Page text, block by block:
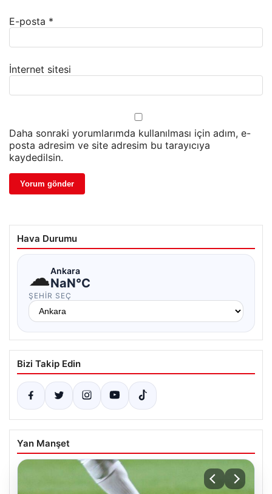
E-posta *
İnternet sitesi
Daha sonraki yorumlarımda kullanılması için adım, e-
posta adresim ve site adresim bu tarayıcıya
kaydedilsin.
Hava Durumu
☁Ankara
NaN°C
ŞEHIR SEÇ
Bizi Takip Edin
Yan Manşet